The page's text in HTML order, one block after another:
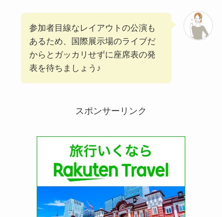
参加者目線なレイアウトの公演も
あるため、国際展示場のライブだ
からとガッカリせずに座席表の発
表を待ちましょう♪
スポンサーリンク